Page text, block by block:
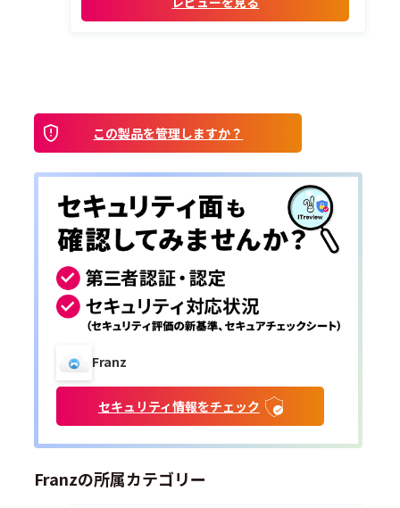
この製品を管理しますか？
Franz
セキュリティ情報をチェック
Franzの所属カテゴリー